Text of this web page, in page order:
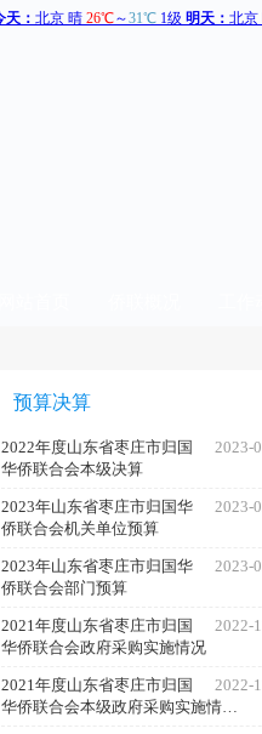
预算决算
2023-
2022年度山东省枣庄市归国
华侨联合会本级决算
2023-
2023年山东省枣庄市归国华
侨联合会机关单位预算
2023-
2023年山东省枣庄市归国华
侨联合会部门预算
2022-
2021年度山东省枣庄市归国
华侨联合会政府采购实施情况
2022-
2021年度山东省枣庄市归国
华侨联合会本级政府采购实施情…